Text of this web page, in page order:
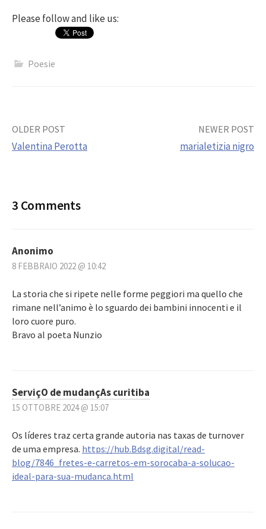
Please follow and like us:
Poesie
Post
OLDER POST
Valentina Perotta
NEWER POST
marialetizia nigro
3 Comments
Anonimo
8 FEBBRAIO 2022 @ 10:42
La storia che si ripete nelle forme peggiori ma quello che
rimane nell’animo è lo sguardo dei bambini innocenti e il
loro cuore puro.
Bravo al poeta Nunzio
ServiçO de mudançAs curitiba
15 OTTOBRE 2024 @ 15:07
Os líderes traz certa grande autoria nas taxas de turnover
de uma empresa. https://hub.Bdsg.digital/read-
blog/7846_fretes-e-carretos-em-sorocaba-a-solucao-
ideal-para-sua-mudanca.html